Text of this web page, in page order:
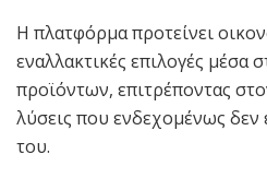
Η πλατφόρμα προτείνει
εναλλακτικές επιλογές μέσα
προϊόντων, επιτρέποντας
λύσεις που ενδεχομένως δεν
του.